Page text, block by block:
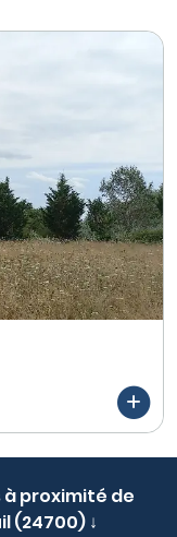
à proximité de
(24700) ↓